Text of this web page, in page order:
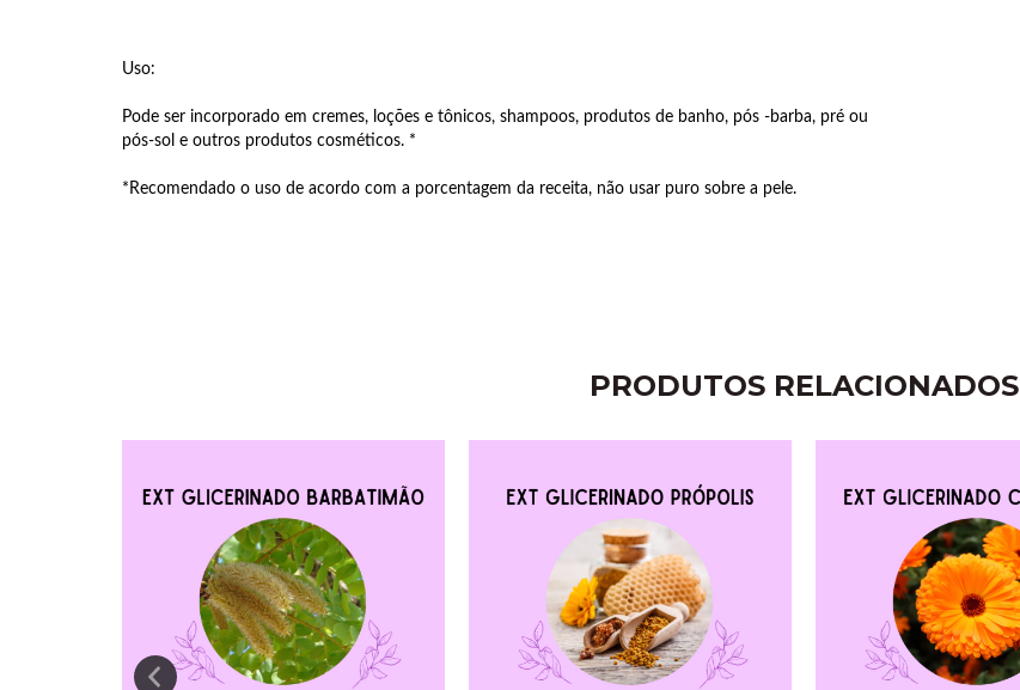
Uso:
Pode ser incorporado em cremes, loções e tônicos, shampoos, produtos de banho, pós -barba, pré ou
pós-sol e outros produtos cosméticos. *
*Recomendado o uso de acordo com a porcentagem da receita, não usar puro sobre a pele.
PRODUTOS RELACIONADOS